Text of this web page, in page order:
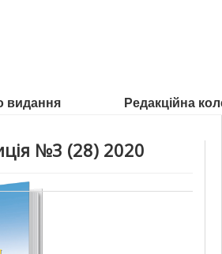
видання Редакційна
№3 (28) 2020